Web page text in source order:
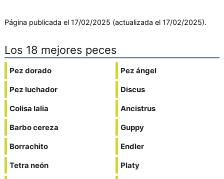
Página publicada el 17/02/2025 (actualizada el 17/02/2025).
Los 18 mejores peces
Pez dorado
Pez luchador
Colisa lalia
Barbo cereza
Borrachito
Tetra neón
Pez ángel
Discus
Ancistrus
Guppy
Endler
Platy